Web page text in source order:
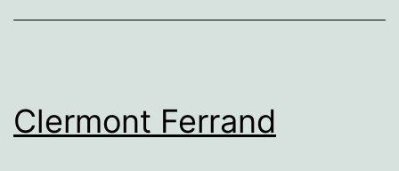
Clermont Ferrand